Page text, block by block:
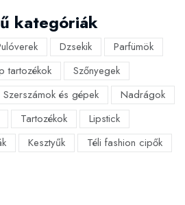
kategóriák
Dzsekik
Parfümök
tartozékok
Szőnyegek
Szerszámok és gépek
Nadrágok
Tartozékok
Lipstick
Kesztyűk
Téli fashion cipők